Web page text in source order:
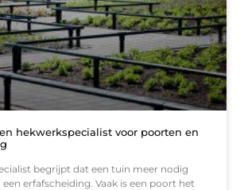
hekwerkspecialist voor poorten en
begrijpt dat een tuin meer nodig
een erfafscheiding. Vaak is een poort het